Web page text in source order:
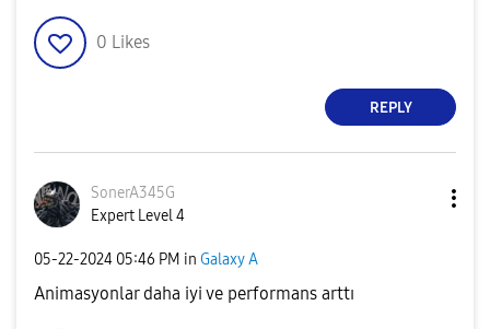
0 Likes
REPLY
SonerA345G
Expert Level 4
‎05-22-2024 05:46 PM in Galaxy A
Animasyonlar daha iyi ve performans arttı